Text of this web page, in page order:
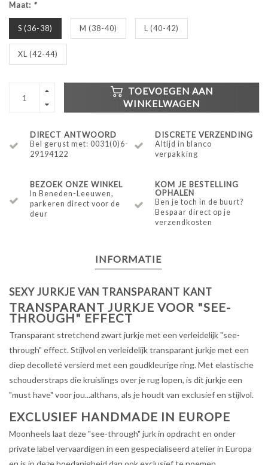
Maat: *
S (36-38) M (38-40) L (40-42)
XL (42-44)
TOEVOEGEN AAN
WINKELWAGEN
DIRECT ANTWOORD
Bel gerust met: 0031(0)6-
29194122
DISCRETE VERZENDING
Altijd in blanco
verpakking
BEZOEK ONZE WINKEL
In Beneden-Leeuwen,
parkeren direct voor de
deur
KOM JE BESTELLING
OPHALEN
Ben je toch in de buurt?
Bespaar direct op je
verzendkosten
INFORMATIE
SEXY JURKJE VAN TRANSPARANT KANT
TRANSPARANT JURKJE VOOR "SEE-
THROUGH" EFFECT
Transparant stretchend zwart jurkje met een verleidelijk "see-
through" effect. Stijlvol en verleidelijk transparant jurkje met een
diep decolleté versierd met een goudkleurige ring. Met elastische
schouderstraps die kruislings over je rug lopen, is dit jurkje een
"must have" voor jou...althans, als je houdt van exclusief en stijlvol.
EXCLUSIEF HANDMADE IN EUROPE
Moonheels laat deze "see-through" jurk in opdracht en onder
private label vervaardigen in een gespecialiseerd atelier in Europa